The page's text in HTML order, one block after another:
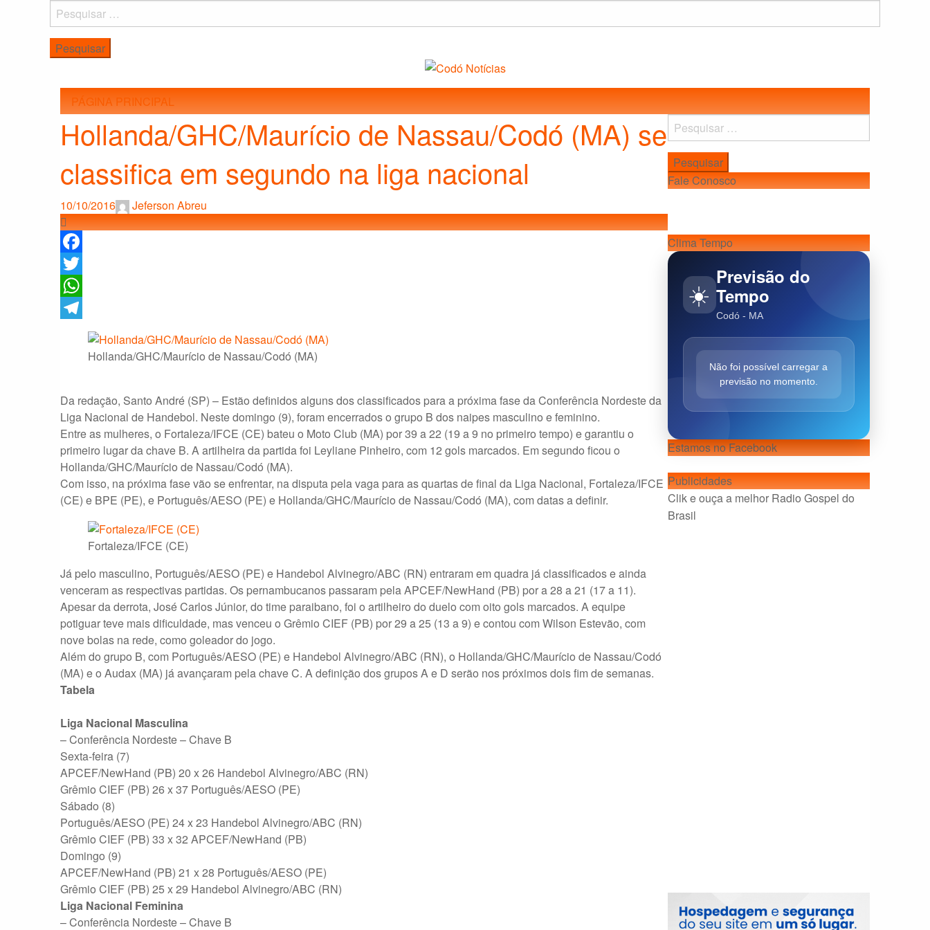
Pesquisar
por:
PÁGINA PRINCIPAL
Hollanda/GHC/Maurício de Nassau/Codó (MA) se
classifica em segundo na liga nacional
10/10/2016 Jeferson Abreu
Facebook
Twitter
WhatsApp
Telegram
Hollanda/GHC/Maurício de Nassau/Codó (MA)
Da redação, Santo André (SP) – Estão definidos alguns dos classificados para a próxima fase da Conferência Nordeste da
Liga Nacional de Handebol. Neste domingo (9), foram encerrados o grupo B dos naipes masculino e feminino.
Entre as mulheres, o Fortaleza/IFCE (CE) bateu o Moto Club (MA) por 39 a 22 (19 a 9 no primeiro tempo) e garantiu o
primeiro lugar da chave B. A artilheira da partida foi Leyliane Pinheiro, com 12 gols marcados. Em segundo ficou o
Hollanda/GHC/Maurício de Nassau/Codó (MA).
Com isso, na próxima fase vão se enfrentar, na disputa pela vaga para as quartas de final da Liga Nacional, Fortaleza/IFCE
(CE) e BPE (PE), e Português/AESO (PE) e Hollanda/GHC/Maurício de Nassau/Codó (MA), com datas a definir.
Fortaleza/IFCE (CE)
Já pelo masculino, Português/AESO (PE) e Handebol Alvinegro/ABC (RN) entraram em quadra já classificados e ainda
venceram as respectivas partidas. Os pernambucanos passaram pela APCEF/NewHand (PB) por a 28 a 21 (17 a 11).
Apesar da derrota, José Carlos Júnior, do time paraibano, foi o artilheiro do duelo com oito gols marcados. A equipe
potiguar teve mais dificuldade, mas venceu o Grêmio CIEF (PB) por 29 a 25 (13 a 9) e contou com Wilson Estevão, com
nove bolas na rede, como goleador do jogo.
Além do grupo B, com Português/AESO (PE) e Handebol Alvinegro/ABC (RN), o Hollanda/GHC/Maurício de Nassau/Codó
(MA) e o Audax (MA) já avançaram pela chave C. A definição dos grupos A e D serão nos próximos dois fim de semanas.
Tabela
Liga Nacional Masculina
– Conferência Nordeste – Chave B
Sexta-feira (7)
APCEF/NewHand (PB) 20 x 26 Handebol Alvinegro/ABC (RN)
Grêmio CIEF (PB) 26 x 37 Português/AESO (PE)
Sábado (8)
Português/AESO (PE) 24 x 23 Handebol Alvinegro/ABC (RN)
Grêmio CIEF (PB) 33 x 32 APCEF/NewHand (PB)
Domingo (9)
APCEF/NewHand (PB) 21 x 28 Português/AESO (PE)
Grêmio CIEF (PB) 25 x 29 Handebol Alvinegro/ABC (RN)
Liga Nacional Feminina
– Conferência Nordeste – Chave B
Pesquisar
por:
Fale Conosco
Clima Tempo
☀️
Previsão do
Tempo
Codó - MA
Não foi possível carregar a
previsão no momento.
Estamos no Facebook
Publicidades
Clik e ouça a melhor Radio Gospel do
Brasil